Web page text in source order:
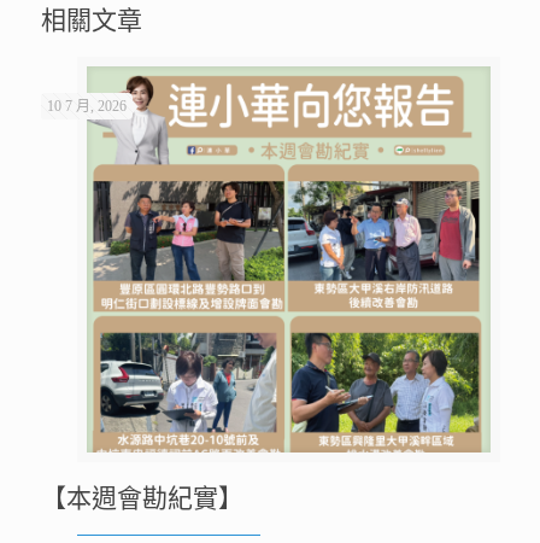
相關文章
10 7 月, 2026
【本週會勘紀實】